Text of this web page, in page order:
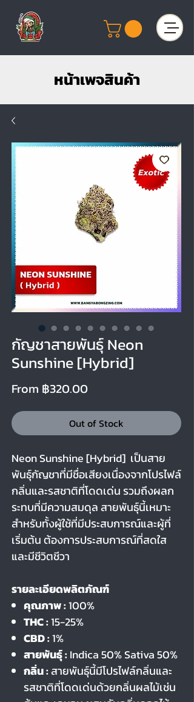
หน้าเพจสินค้า
กัญชาสายพันธุ์ Neon
Sunshine [Hybrid]
From ฿320.00Sale
Out of Stock
Neon Sunshine [Hybrid] เป็นสาย
พันธุ์กัญชาที่มีชื่อเสียงเนื่องจากโปรไฟล์
กลิ่นและรสชาติที่โดดเด่น รวมถึงผลก
ระทบที่มีความสมดุล สายพันธุ์นี้เหมาะ
สำหรับทั้งผู้ใช้ที่มีประสบการณ์และผู้ที่
เริ่มต้น ต้องการประสบการณ์ที่สดใส
และมีชีวิตชีวา
รายละเอียดพลิตภัณฑ์
คุณภาพ :100%
THC :15-25%
CBD :1%
สายพันธุ์ : Indica 50% Sativa 50%
กลิ่น :สายพันธุ์นี้มีโปรไฟล์กลิ่นและ
รสชาติที่โดดเด่นด้วยกลิ่นผลไม้เช่น